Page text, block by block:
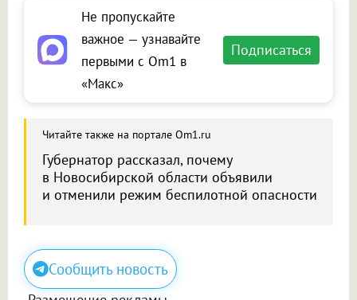
Не пропускайте
важное — узнавайте
первыми с Om1 в
«Макс»
Подписаться
Читайте также на портале Om1.ru
Губернатор рассказал, почему
в Новосибирской области объявили
и отменили режим беспилотной опасности
Сообщить новость